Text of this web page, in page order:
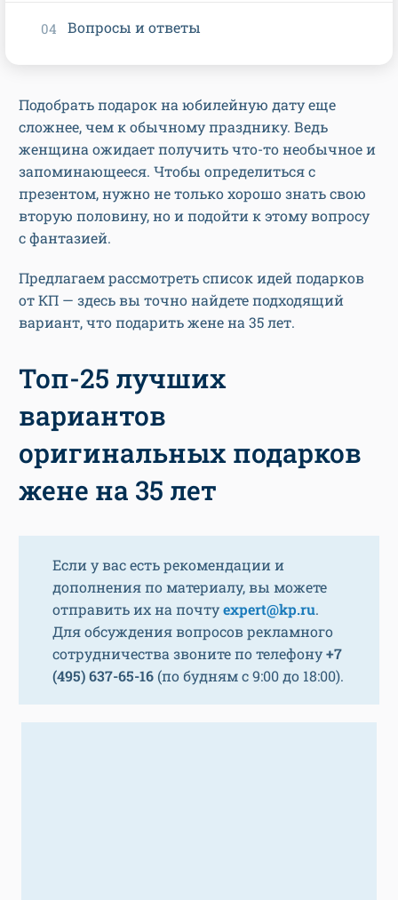
Подобрать подарок на юбилейную дату еще
сложнее, чем к обычному празднику. Ведь
женщина ожидает получить что-то необычное и
запоминающееся. Чтобы определиться с
презентом, нужно не только хорошо знать свою
вторую половину, но и подойти к этому вопросу
с фантазией.
Предлагаем рассмотреть список идей подарков
от КП — здесь вы точно найдете подходящий
вариант, что подарить жене на 35 лет.
Топ-25 лучших
вариантов
оригинальных подарков
жене на 35 лет
Если у вас есть рекомендации и
дополнения по материалу, вы можете
отправить их на почтуexpert@kp.ru.
Для обсуждения вопросов рекламного
сотрудничества звоните по телефону+7
(495) 637-65-16 (по будням с 9:00 до 18:00).
Вопросы и ответы